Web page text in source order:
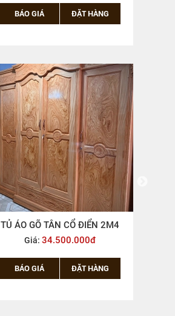
BÁO GIÁ ĐẶT HÀNG
TỦ ÁO GÕ TÂN CỔ ĐIỂN 2M4
Giá: 34.500.000đ
BÁO GIÁ ĐẶT HÀNG